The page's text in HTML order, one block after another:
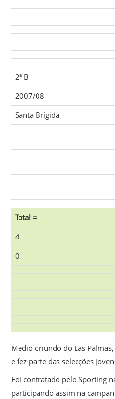
2ª B
2007/08
Santa Brígida
Total =
4
0
Médio oriundo do Las
e fez parte das selecções
Foi contratado pelo Sporting
participando assim na